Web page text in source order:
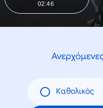
02:46
Καθολικός